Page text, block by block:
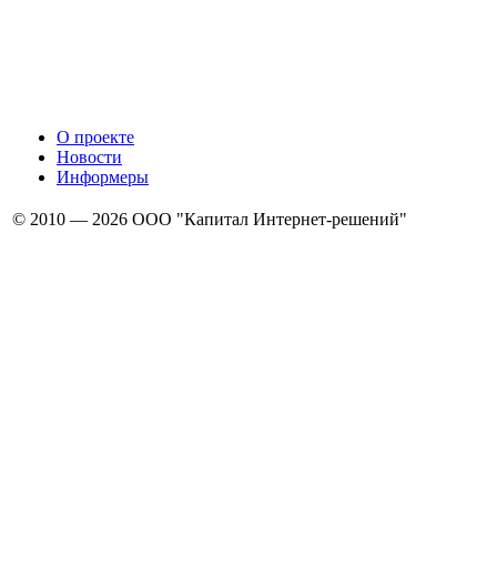
О проекте
Новости
Информеры
© 2010 — 2026 ООО "Капитал Интернет-решений"